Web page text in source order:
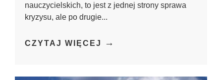
nauczycielskich, to jest z jednej strony sprawa
kryzysu, ale po drugie...
CZYTAJ WIĘCEJ →